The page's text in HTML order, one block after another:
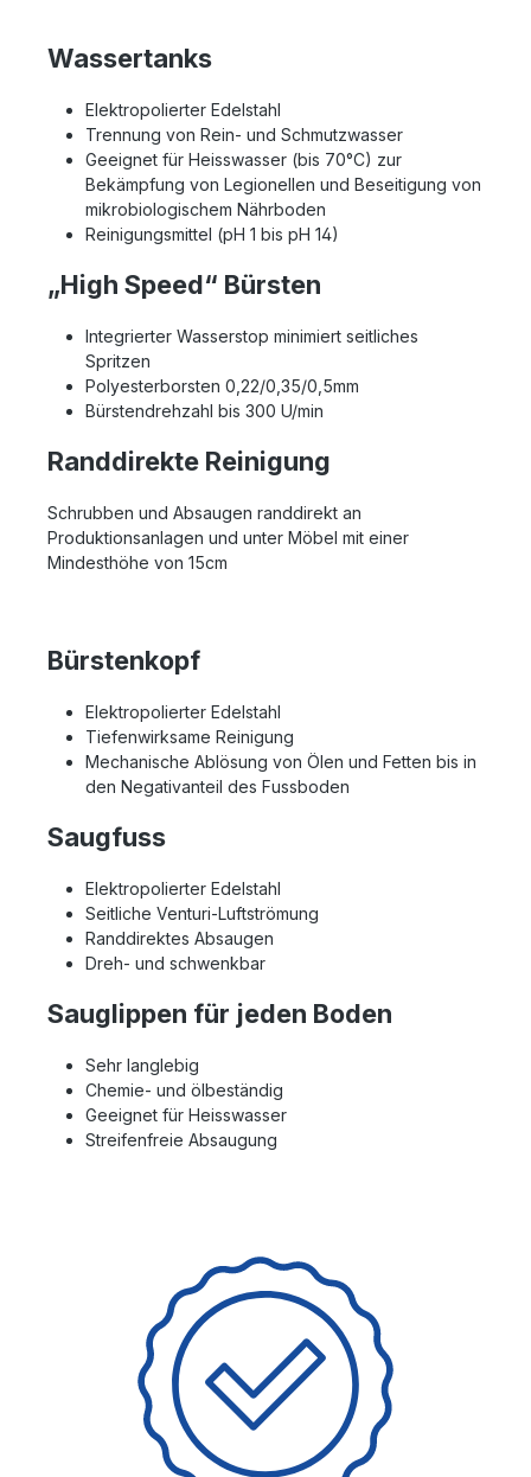
Wassertanks
Elektropolierter Edelstahl
Trennung von Rein- und Schmutzwasser
Geeignet für Heisswasser (bis 70°C) zur
Bekämpfung von Legionellen und Beseitigung von
mikrobiologischem Nährboden
Reinigungsmittel (pH 1 bis pH 14)
„High Speed“ Bürsten
Integrierter Wasserstop minimiert seitliches
Spritzen
Polyesterborsten 0,22/0,35/0,5mm
Bürstendrehzahl bis 300 U/min
Randdirekte Reinigung
Schrubben und Absaugen randdirekt an
Produktionsanlagen und unter Möbel mit einer
Mindesthöhe von 15cm
Bürstenkopf
Elektropolierter Edelstahl
Tiefenwirksame Reinigung
Mechanische Ablösung von Ölen und Fetten bis in
den Negativanteil des Fussboden
Saugfuss
Elektropolierter Edelstahl
Seitliche Venturi-Luftströmung
Randdirektes Absaugen
Dreh- und schwenkbar
Sauglippen für jeden Boden
Sehr langlebig
Chemie- und ölbeständig
Geeignet für Heisswasser
Streifenfreie Absaugung